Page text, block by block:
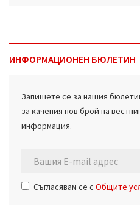
ИНФОРМАЦИОНЕН БЮЛЕТИН
Запишете се за нашия
за качения нов брой на
информация.
Съгласявам се с Общите